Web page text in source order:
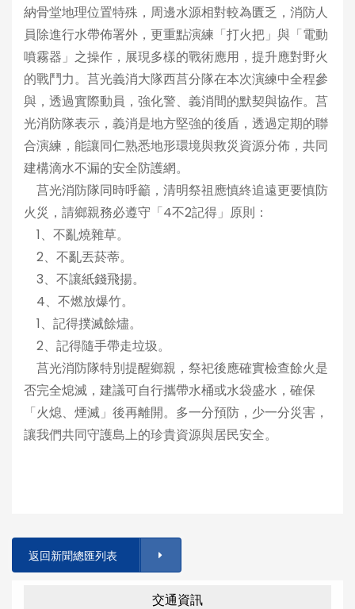
納骨堂地理位置特殊，周邊水源相對較為匱乏，消防人
員除進行水帶佈署外，更重點演練「打火把」與「電動
噴霧器」之操作，展現多樣的戰術應用，提升應對野火
的戰鬥力。莒光義消大隊西莒分隊在本次演練中全程參
與，透過實際動員，強化警、義消間的默契與協作。莒
光消防隊表示，義消是地方堅強的後盾，透過定期的聯
合演練，能讓同仁熟悉地形環境與救災資源分佈，共同
建構滴水不漏的安全防護網。
莒光消防隊同時呼籲，清明祭祖應慎終追遠更要慎防
火災，請鄉親務必遵守「4不2記得」原則：
1、不亂燒雜草。
2、不亂丟菸蒂。
3、不讓紙錢飛揚。
4、不燃放爆竹。
1、記得撲滅餘燼。
2、記得隨手帶走垃圾。
莒光消防隊特別提醒鄉親，祭祀後應確實檢查餘火是
否完全熄滅，建議可自行攜帶水桶或水袋盛水，確保
「火熄、煙滅」後再離開。多一分預防，少一分災害，
讓我們共同守護島上的珍貴資源與居民安全。
返回新聞總匯列表
交通資訊